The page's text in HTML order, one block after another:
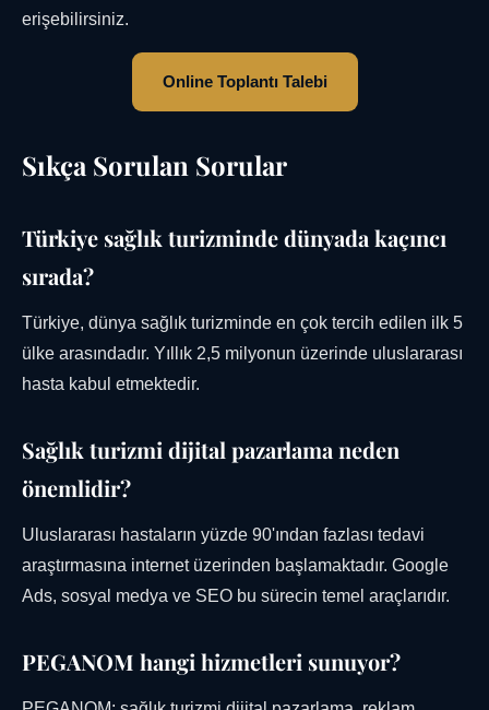
erişebilirsiniz.
Online Toplantı Talebi
Sıkça Sorulan Sorular
Türkiye sağlık turizminde dünyada kaçıncı
sırada?
Türkiye, dünya sağlık turizminde en çok tercih edilen ilk 5
ülke arasındadır. Yıllık 2,5 milyonun üzerinde uluslararası
hasta kabul etmektedir.
Sağlık turizmi dijital pazarlama neden
önemlidir?
Uluslararası hastaların yüzde 90'ından fazlası tedavi
araştırmasına internet üzerinden başlamaktadır. Google
Ads, sosyal medya ve SEO bu sürecin temel araçlarıdır.
PEGANOM hangi hizmetleri sunuyor?